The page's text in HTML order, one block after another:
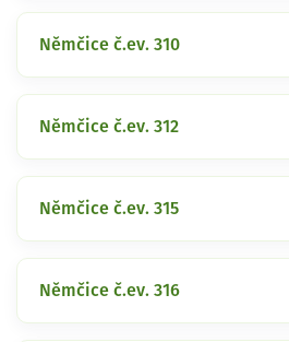
Němčice č.ev. 310
Němčice č.ev. 312
Němčice č.ev. 315
Němčice č.ev. 316